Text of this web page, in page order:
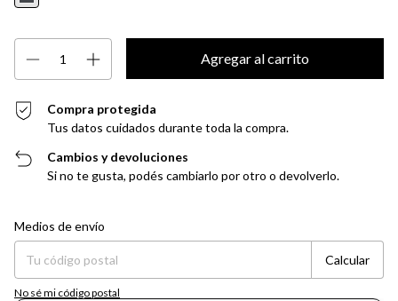
Compra protegida
Tus datos cuidados durante toda la compra.
Cambios y devoluciones
Si no te gusta, podés cambiarlo por otro o devolverlo.
Entregas para el CP:
Medios de envío
Calcular
No sé mi código postal